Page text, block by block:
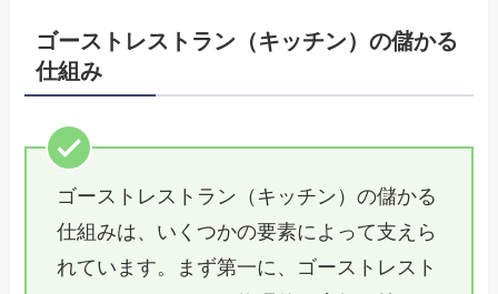
ゴーストレストラン（キッチン）の儲かる
仕組み
ゴーストレストラン（キッチン）の儲かる
仕組みは、いくつかの要素によって支えら
れています。まず第一に、ゴーストレスト